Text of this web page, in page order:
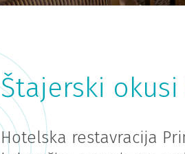
Štajerski
Hotelska restavracija